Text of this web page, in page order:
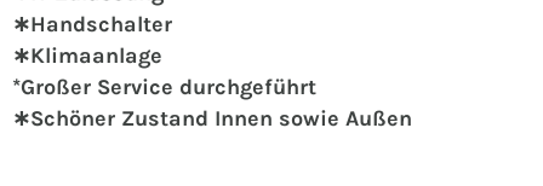
∗Handschalter
∗Klimaanlage
*Großer Service durchgeführt
∗Schöner Zustand Innen sowie Außen